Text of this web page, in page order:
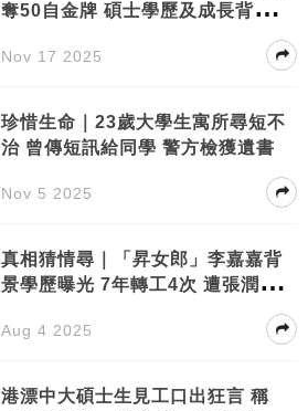
奪50自金牌 碩士學歷及成長背景曝
Nov 17 2025
珍惜生命｜23歲大學生寓所尋短不
治 曾傳短訊給同學 警方檢獲遺書
Nov 5 2025
真相猜情尋｜「昇女郎」李嘉嘉背
景學歷曝光 7年轉工4次 遭張潤衡點
Aug 4 2025
港漂中大碩士生見工口出狂言 稱